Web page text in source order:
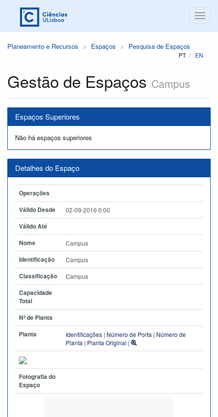
Planeamento e Recursos Espaços Pesquisa de Espaços
PT EN
Gestão de Espaços Campus
Espaços Superiores
Não há espaços superiores
Detalhes do Espaço
Operações
Válido Desde
02-09-2016 0:00
Válido Até
Nome
Campus
Identificação Campus
Classificação Campus
Capacidade
Total
Nº de Planta
Planta
Identificações | Número de Porta | Número de
Planta | Planta Original |
Fotografia do
Espaço